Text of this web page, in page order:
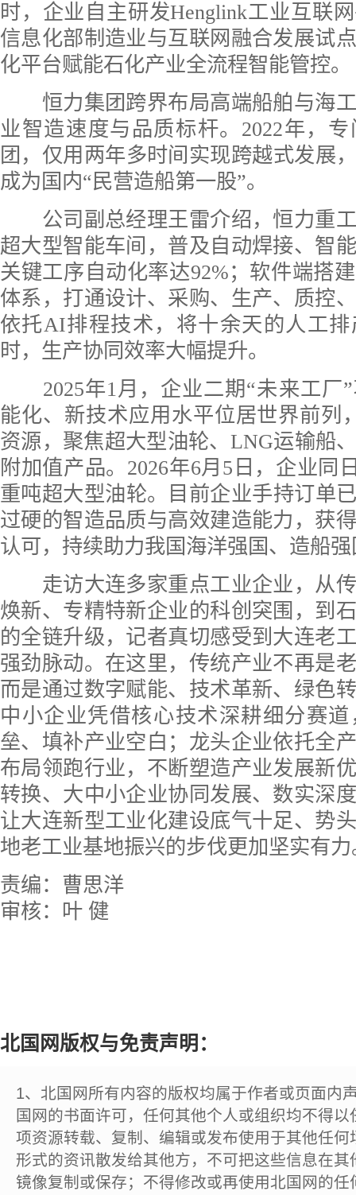
时，企业自主研发Henglink工业互联
信息化部制造业与互联网融合发展试
化平台赋能石化产业全流程智能管控。
恒力集团跨界布局高端船舶与海工
业智造速度与品质标杆。2022年，
团，仅用两年多时间实现跨越式发展
成为国内“民营造船第一股”。
公司副总经理王雷介绍，恒力重工
超大型智能车间，普及自动焊接、智
关键工序自动化率达92%；软件端搭
体系，打通设计、采购、生产、质控
依托AI排程技术，将十余天的人工
时，生产协同效率大幅提升。
2025年1月，企业二期“未来工厂”
能化、新技术应用水平位居世界前列
资源，聚焦超大型油轮、LNG运输船
附加值产品。2026年6月5日，企业同
重吨超大型油轮。目前企业手持订单
过硬的智造品质与高效建造能力，获
认可，持续助力我国海洋强国、造船
走访大连多家重点工业企业，从传
焕新、专精特新企业的科创突围，到
的全链升级，记者真切感受到大连老
强劲脉动。在这里，传统产业不再是
而是通过数字赋能、技术革新、绿色
中小企业凭借核心技术深耕细分赛
垒、填补产业空白；龙头企业依托全
布局领跑行业，不断塑造产业发展新
转换、大中小企业协同发展、数实深
让大连新型工业化建设底气十足、势
地老工业基地振兴的步伐更加坚实有力
责编：曹思洋
审核：叶 健
北国网版权与免责声明：
1、北国网所有内容的版权均属于作者或页面内
国网的书面许可，任何其他个人或组织均不得
项资源转载、复制、编辑或发布使用于其他任
形式的资讯散发给其他方，不可把这些信息在
镜像复制或保存；不得修改或再使用北国网的